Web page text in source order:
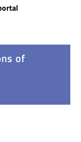
of